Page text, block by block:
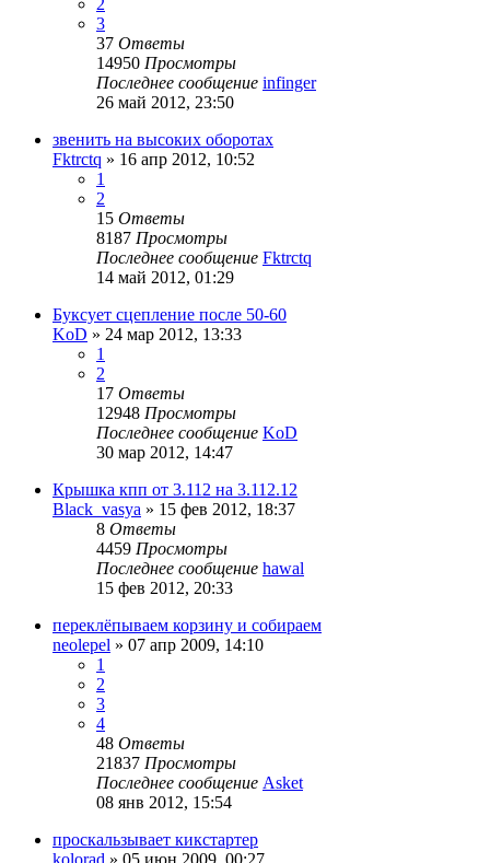
3
37 Ответы
14950 Просмотры
Последнее сообщение infinger
26 май 2012, 23:50
звенить на высоких оборотах
Fktrctq » 16 апр 2012, 10:52
1
2
15 Ответы
8187 Просмотры
Последнее сообщение Fktrctq
14 май 2012, 01:29
Буксует сцепление после 50-60
KoD » 24 мар 2012, 13:33
1
2
17 Ответы
12948 Просмотры
Последнее сообщение KoD
30 мар 2012, 14:47
Крышка кпп от 3.112 на 3.112.12
Black_vasya » 15 фев 2012, 18:37
8 Ответы
4459 Просмотры
Последнее сообщение hawal
15 фев 2012, 20:33
переклёпываем корзину и собираем
neolepel » 07 апр 2009, 14:10
1
2
3
4
48 Ответы
21837 Просмотры
Последнее сообщение Asket
08 янв 2012, 15:54
проскальзывает кикстартер
kolorad » 05 июн 2009, 00:27